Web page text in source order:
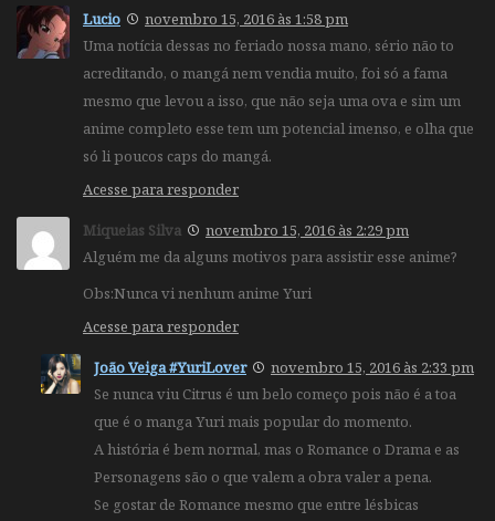
Lucio
novembro 15, 2016 às 1:58 pm
Uma notícia dessas no feriado nossa mano, sério não to
acreditando, o mangá nem vendia muito, foi só a fama
mesmo que levou a isso, que não seja uma ova e sim um
anime completo esse tem um potencial imenso, e olha que
só li poucos caps do mangá.
Acesse para responder
Miqueias Silva
novembro 15, 2016 às 2:29 pm
Alguém me da alguns motivos para assistir esse anime?
Obs:Nunca vi nenhum anime Yuri
Acesse para responder
João Veiga #YuriLover
novembro 15, 2016 às 2:33 pm
Se nunca viu Citrus é um belo começo pois não é a toa
que é o manga Yuri mais popular do momento.
A história é bem normal, mas o Romance o Drama e as
Personagens são o que valem a obra valer a pena.
Se gostar de Romance mesmo que entre lésbicas